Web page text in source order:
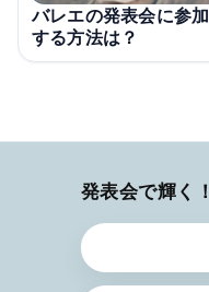
バレエの発表会に参加
する方法は？